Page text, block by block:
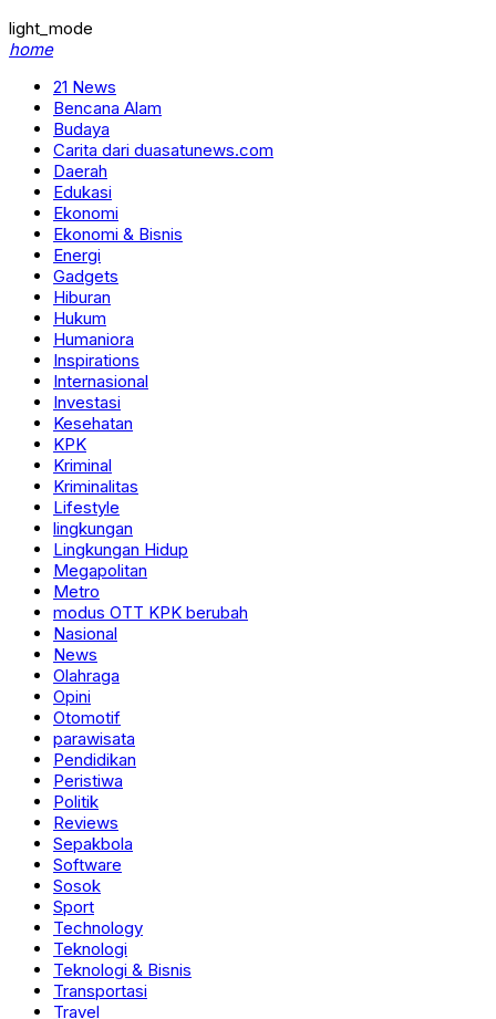
light_mode
home
21 News
Bencana Alam
Budaya
Carita dari duasatunews.com
Daerah
Edukasi
Ekonomi
Ekonomi & Bisnis
Energi
Gadgets
Hiburan
Hukum
Humaniora
Inspirations
Internasional
Investasi
Kesehatan
KPK
Kriminal
Kriminalitas
Lifestyle
lingkungan
Lingkungan Hidup
Megapolitan
Metro
modus OTT KPK berubah
Nasional
News
Olahraga
Opini
Otomotif
parawisata
Pendidikan
Peristiwa
Politik
Reviews
Sepakbola
Software
Sosok
Sport
Technology
Teknologi
Teknologi & Bisnis
Transportasi
Travel